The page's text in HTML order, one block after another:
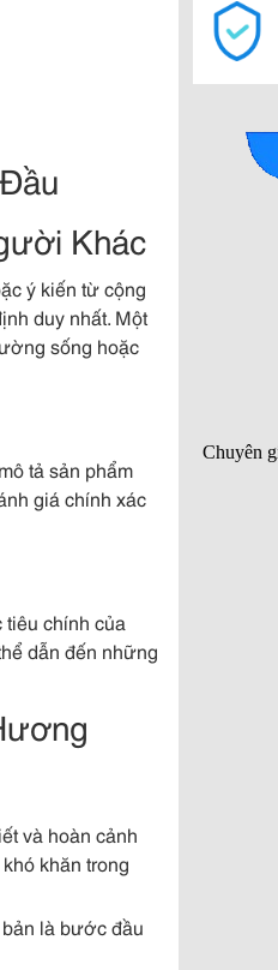
Khác
ý kiến từ cộng
duy nhất. Một
sống hoặc
tả sản phẩm
giá chính xác
chính của
dẫn đến những
và hoàn cảnh
khăn trong
là bước đầu